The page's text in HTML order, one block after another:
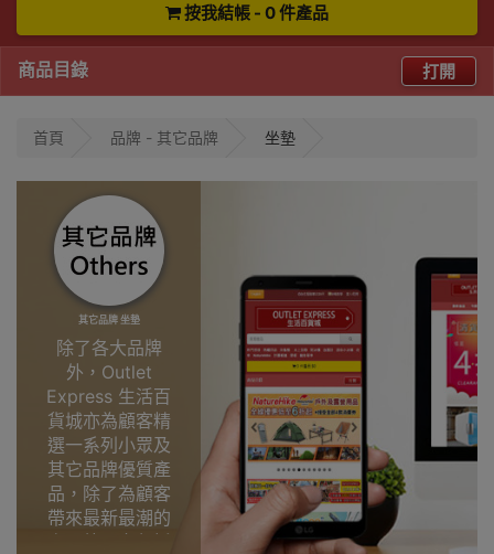
按我結帳 - 0 件產品
商品目錄 打開
首頁 品牌 - 其它品牌 坐墊
其它品牌 坐墊
除了各大品牌
外，Outlet
Express 生活百
貨城亦為顧客精
選一系列小眾及
其它品牌優質產
品，除了為顧客
帶來最新最潮的
產品外，亦包括